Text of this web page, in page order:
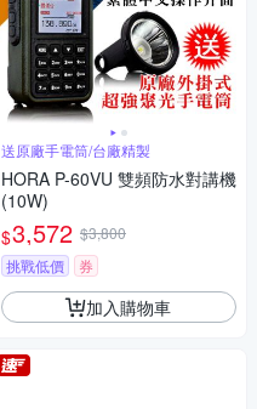
送原廠手電筒/台廠精製
HORA P-60VU 雙頻防水對講機
(10W)
$3,572 $3,800
挑戰低價
券
加入購物車